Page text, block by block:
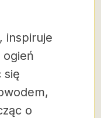
inspiruje
ogień
się
o